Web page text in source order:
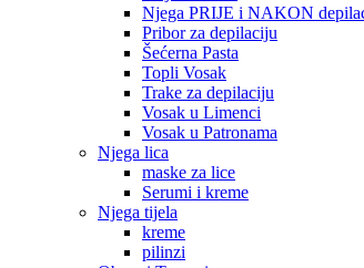
Njega PRIJE i NAKON
Pribor za depilaciju
Šećerna Pasta
Topli Vosak
Trake za depilaciju
Vosak u Limenci
Vosak u Patronama
Njega lica
maske za lice
Serumi i kreme
Njega tijela
kreme
pilinzi